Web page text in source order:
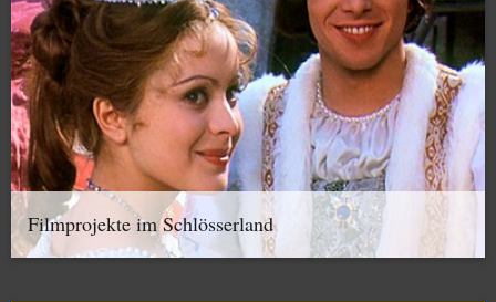
Filmprojekte im Schlösserland